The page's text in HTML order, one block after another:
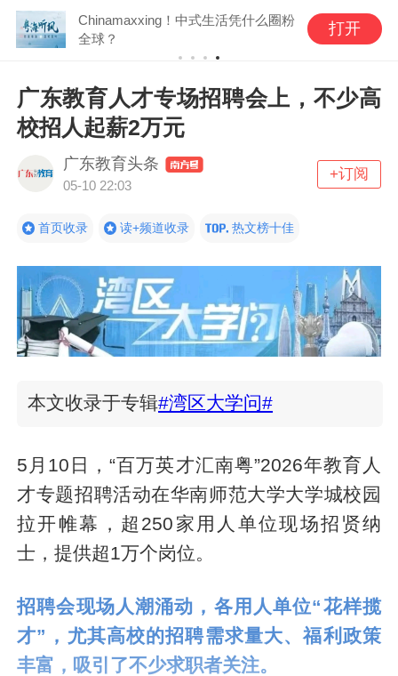
Chinamaxxing！中式生活凭什么圈粉
全球？
打开
广东教育人才专场招聘会上，不少高
校招人起薪2万元
广东教育头条
05-10 22:03
+订阅
首页收录 读+频道收录 热文榜十佳
本文收录于专辑#湾区大学问#
5月10日，“百万英才汇南粤”2026年教育人
才专题招聘活动在华南师范大学大学城校园
拉开帷幕，超250家用人单位现场招贤纳
士，提供超1万个岗位。
招聘会现场人潮涌动，各用人单位“花样揽
才”，尤其高校的招聘需求量大、福利政策
丰富，吸引了不少求职者关注。